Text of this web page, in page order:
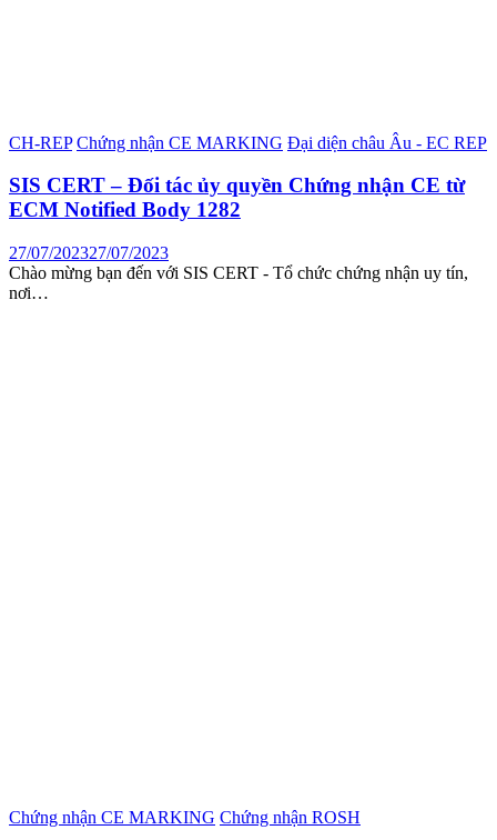
CH-REP Chứng nhận CE MARKING Đại diện châu Âu - EC REP
SIS CERT – Đối tác ủy quyền Chứng nhận CE từ
ECM Notified Body 1282
27/07/202327/07/2023
Chào mừng bạn đến với SIS CERT - Tổ chức chứng nhận uy tín,
nơi…
Chứng nhận CE MARKING Chứng nhận ROSH